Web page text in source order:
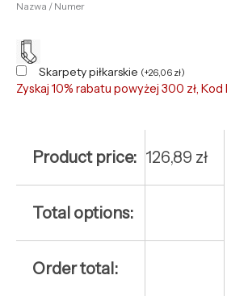
Nazwa / Numer
Skarpety piłkarskie (+26,06 zł)
Zyskaj 10% rabatu powyżej 300 zł, Kod
Product price: 126,89 zł
Total options:
Order total: